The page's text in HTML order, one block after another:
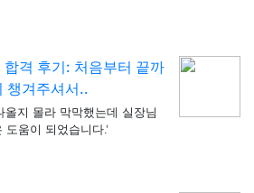
격 후기: 처음부터 끝까
챙겨주셔서..
지 몰라 막막했는데 실장님
도움이 되었습니다.'